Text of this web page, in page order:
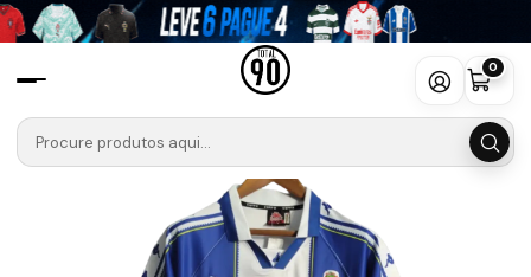
0
Início Camisolas Liga Portugal Betclic PORTO 🐉🔵
Camisola Kappa Principal FC Porto 97-99